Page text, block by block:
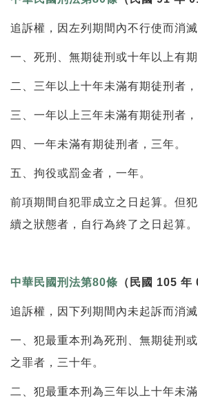
追訴權，因左列期間內不行使而消滅
一、死刑、無期徒刑或十年以上有
二、三年以上十年未滿有期徒刑者，
三、一年以上三年未滿有期徒刑者，
四、一年未滿有期徒刑者，三年。
五、拘役或罰金者，一年。
前項期間自犯罪成立之日起算。但
續之狀態者，自行為終了之日起算。
中華民國刑法第80條 （民國 105 年
追訴權，因下列期間內未起訴而消滅
一、犯最重本刑為死刑、無期徒刑
之罪者，三十年。
二、犯最重本刑為三年以上十年未